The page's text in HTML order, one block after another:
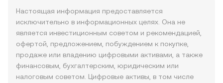
Настоящая информация предоставляется
исключительно в информационных целях. Она не
является инвестиционным советом и рекомендацией,
офертой, предложением, побуждением к покупке,
продаже или владению цифровыми активами, а также
финансовым, бухгалтерским, юридическим или
налоговым советом. Цифровые активы, в том числе